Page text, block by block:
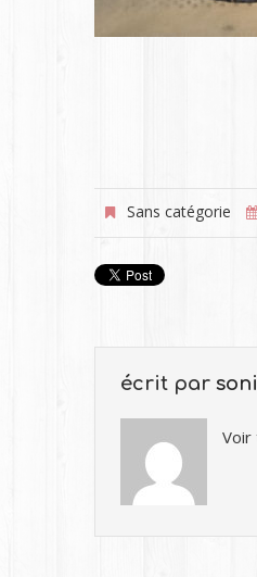
Sans catégorie
écrit par
Voir